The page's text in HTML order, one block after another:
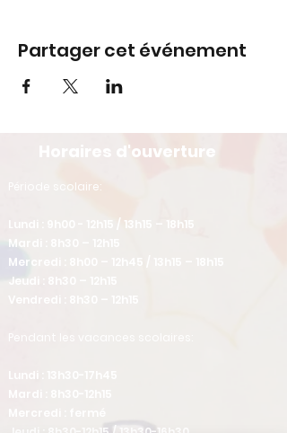
Partager cet événement
Horaires d'ouverture
​Période scolaire:
Lundi : 9h00 - 12h15 / 13h15 – 18h15
Mardi : 8h30 – 12h15
Mercredi : 8h00 – 12h45 / 13h15 – 18h15
Jeudi : 8h30 – 12h15
Vendredi : 8h30 – 12h15